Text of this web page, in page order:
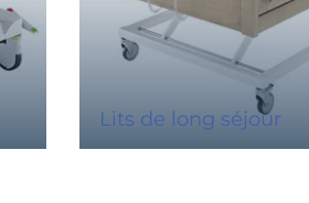
Lits de long séjour